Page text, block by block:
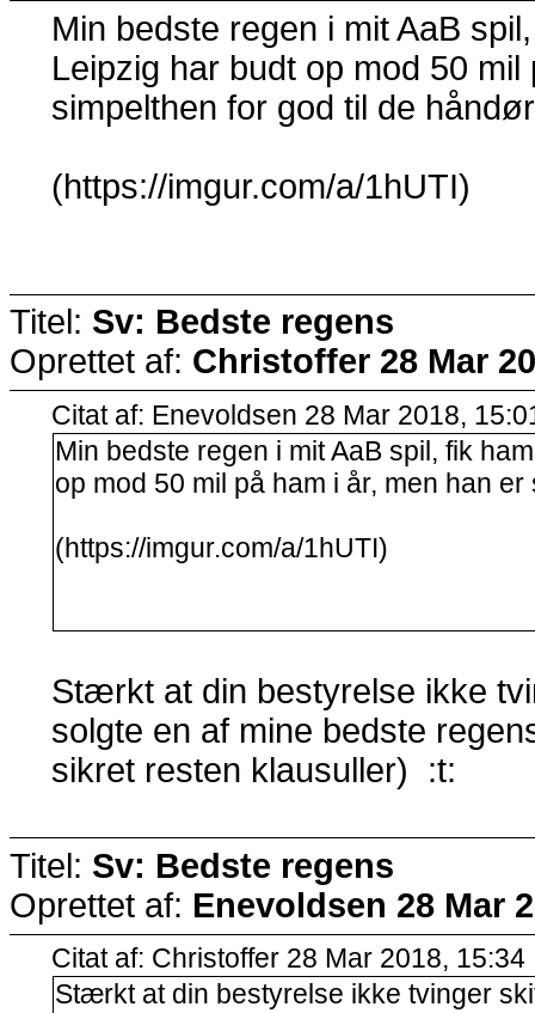
Min bedste regen i mit AaB
Leipzig har budt op mod 50
simpelthen for god til de
(https://imgur.com/a/1hUTI)
Titel: Sv: Bedste regens
Oprettet af: Christoffer 28 Mar
Citat af: Enevoldsen 28 Mar 2018,
Min bedste regen i mit AaB spil, fik
op mod 50 mil på ham i år, men han
(https://imgur.com/a/1hUTI)
Stærkt at din bestyrelse ikke
solgte en af mine bedste
sikret resten klausuller) :t:
Titel: Sv: Bedste regens
Oprettet af: Enevoldsen 28 Mar
Citat af: Christoffer 28 Mar 2018, 15:34
Stærkt at din bestyrelse ikke tvinger